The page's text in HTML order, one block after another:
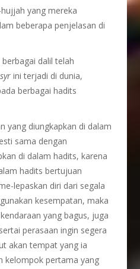
yang mereka
beberapa penjelasan di
berbagai dalil telah
ini terjadi di dunia,
berbagai hadits
yang diungkapkan di dalam
sama dengan
di dalam hadits, karena
hadits bertujuan
lepaskan diri dari segala
kesempatan, maka
yang bagus, juga
perasaan ingin segera
akan tempat yang ia
kelompok pertama yang